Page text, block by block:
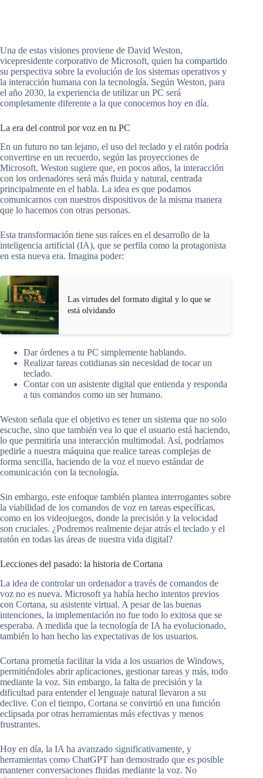
Una de estas visiones proviene de David Weston,
vicepresidente corporativo de Microsoft, quien ha compartido
su perspectiva sobre la evolución de los sistemas operativos y
la interacción humana con la tecnología. Según Weston, para
el año 2030, la experiencia de utilizar un PC será
completamente diferente a la que conocemos hoy en día.
La era del control por voz en tu PC
En un futuro no tan lejano, el uso del teclado y el ratón podría
convertirse en un recuerdo, según las proyecciones de
Microsoft. Weston sugiere que, en pocos años, la interacción
con los ordenadores será más fluida y natural, centrada
principalmente en el habla. La idea es que podamos
comunicarnos con nuestros dispositivos de la misma manera
que lo hacemos con otras personas.
Esta transformación tiene sus raíces en el desarrollo de la
inteligencia artificial (IA), que se perfila como la protagonista
en esta nueva era. Imagina poder:
Las virtudes del formato digital y lo que se
está olvidando
Dar órdenes a tu PC simplemente hablando.
Realizar tareas cotidianas sin necesidad de tocar un
teclado.
Contar con un asistente digital que entienda y responda
a tus comandos como un ser humano.
Weston señala que el objetivo es tener un sistema que no solo
escuche, sino que también vea lo que el usuario está haciendo,
lo que permitiría una interacción multimodal. Así, podríamos
pedirle a nuestra máquina que realice tareas complejas de
forma sencilla, haciendo de la voz el nuevo estándar de
comunicación con la tecnología.
Sin embargo, este enfoque también plantea interrogantes sobre
la viabilidad de los comandos de voz en tareas específicas,
como en los videojuegos, donde la precisión y la velocidad
son cruciales. ¿Podremos realmente dejar atrás el teclado y el
ratón en todas las áreas de nuestra vida digital?
Lecciones del pasado: la historia de Cortana
La idea de controlar un ordenador a través de comandos de
voz no es nueva. Microsoft ya había hecho intentos previos
con Cortana, su asistente virtual. A pesar de las buenas
intenciones, la implementación no fue todo lo exitosa que se
esperaba. A medida que la tecnología de IA ha evolucionado,
también lo han hecho las expectativas de los usuarios.
Cortana prometía facilitar la vida a los usuarios de Windows,
permitiéndoles abrir aplicaciones, gestionar tareas y más, todo
mediante la voz. Sin embargo, la falta de precisión y la
dificultad para entender el lenguaje natural llevaron a su
declive. Con el tiempo, Cortana se convirtió en una función
eclipsada por otras herramientas más efectivas y menos
frustrantes.
Hoy en día, la IA ha avanzado significativamente, y
herramientas como ChatGPT han demostrado que es posible
mantener conversaciones fluidas mediante la voz. No